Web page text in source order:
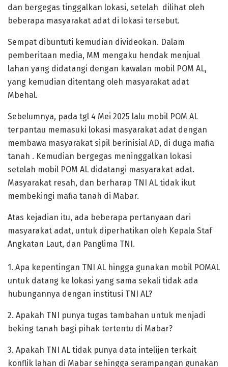
dan bergegas tinggalkan lokasi, setelah dilihat oleh
beberapa masyarakat adat di lokasi tersebut.
Sempat dibuntuti kemudian divideokan. Dalam
pemberitaan media, MM mengaku hendak menjual
lahan yang didatangi dengan kawalan mobil POM AL,
yang kemudian ditentang oleh masyarakat adat
Mbehal.
Sebelumnya, pada tgl 4 Mei 2025 lalu mobil POM AL
terpantau memasuki lokasi masyarakat adat dengan
membawa masyarakat sipil berinisial AD, di duga mafia
tanah . Kemudian bergegas meninggalkan lokasi
setelah mobil POM AL didatangi masyarakat adat.
Masyarakat resah, dan berharap TNI AL tidak ikut
membekingi mafia tanah di Mabar.
Atas kejadian itu, ada beberapa pertanyaan dari
masyarakat adat, untuk diperhatikan oleh Kepala Staf
Angkatan Laut, dan Panglima TNI.
1. Apa kepentingan TNI AL hingga gunakan mobil POMAL
untuk datang ke lokasi yang sama sekali tidak ada
hubungannya dengan institusi TNI AL?
2. Apakah TNI punya tugas tambahan untuk menjadi
beking tanah bagi pihak tertentu di Mabar?
3. Apakah TNI AL tidak punya data intelijen terkait
konflik lahan di Mabar sehingga serampangan gunakan